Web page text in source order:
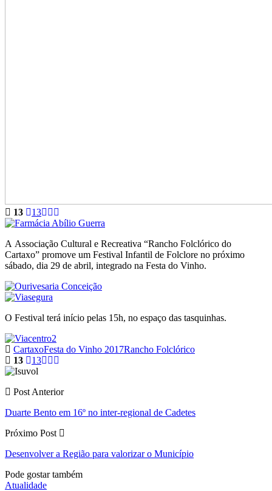
13 13
A Associação Cultural e Recreativa “Rancho Folclórico do
Cartaxo” promove um Festival Infantil de Folclore no próximo
sábado, dia 29 de abril, integrado na Festa do Vinho.
O Festival terá início pelas 15h, no espaço das tasquinhas.
CartaxoFesta do Vinho 2017Rancho Folclórico
13
13
Post Anterior
Duarte Bento em 16º no inter-regional de Cadetes
Próximo Post
Desenvolver a Região para valorizar o Município
Pode gostar também
Atualidade